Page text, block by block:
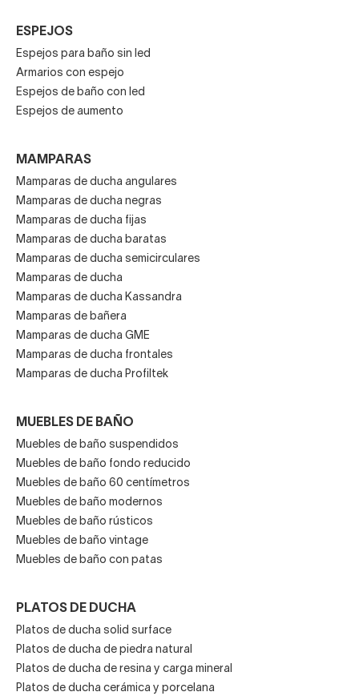
ESPEJOS
Espejos para baño sin led
Armarios con espejo
Espejos de baño con led
Espejos de aumento
MAMPARAS
Mamparas de ducha angulares
Mamparas de ducha negras
Mamparas de ducha fijas
Mamparas de ducha baratas
Mamparas de ducha semicirculares
Mamparas de ducha
Mamparas de ducha Kassandra
Mamparas de bañera
Mamparas de ducha GME
Mamparas de ducha frontales
Mamparas de ducha Profiltek
MUEBLES DE BAÑO
Muebles de baño suspendidos
Muebles de baño fondo reducido
Muebles de baño 60 centímetros
Muebles de baño modernos
Muebles de baño rústicos
Muebles de baño vintage
Muebles de baño con patas
PLATOS DE DUCHA
Platos de ducha solid surface
Platos de ducha de piedra natural
Platos de ducha de resina y carga mineral
Platos de ducha cerámica y porcelana